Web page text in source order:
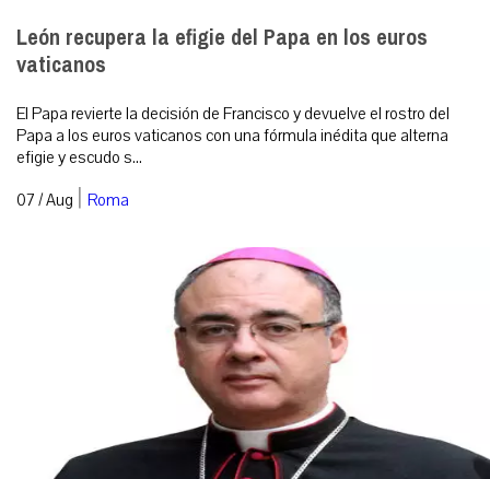
León recupera la efigie del Papa en los euros
vaticanos
El Papa revierte la decisión de Francisco y devuelve el rostro del
Papa a los euros vaticanos con una fórmula inédita que alterna
efigie y escudo s...
07 / Aug | Roma